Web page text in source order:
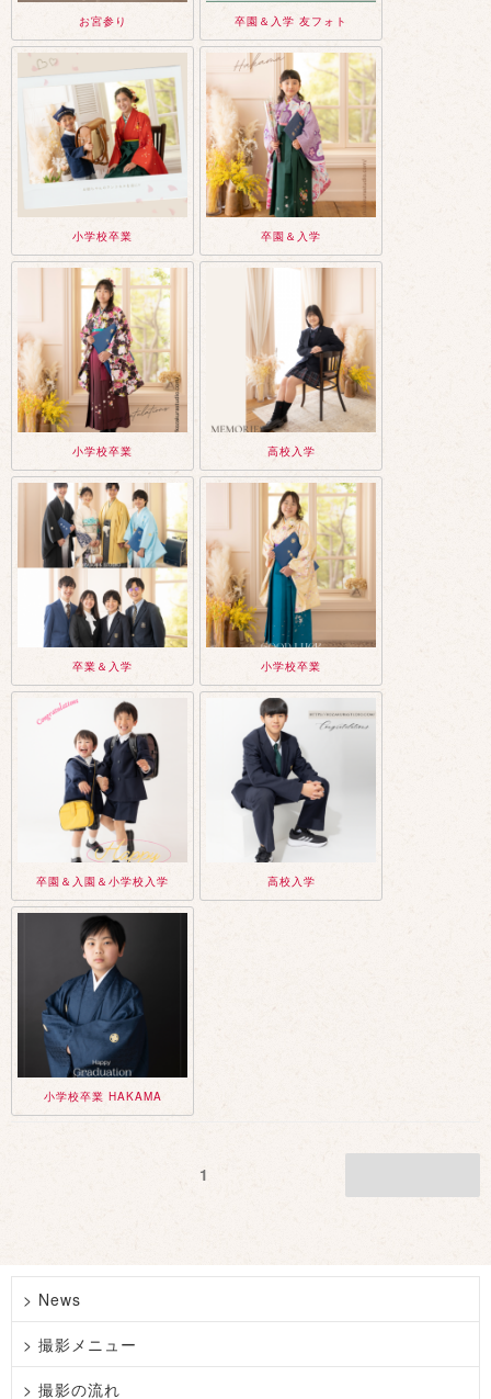
お宮参り 卒園＆入学 友フォト
小学校卒業 卒園＆入学
小学校卒業 高校入学
卒業＆入学 小学校卒業
卒園＆入園＆小学校入学 高校入学
小学校卒業 HAKAMA
ー
ジ
送
り
1
> News
> 撮影メニュー
> 撮影の流れ